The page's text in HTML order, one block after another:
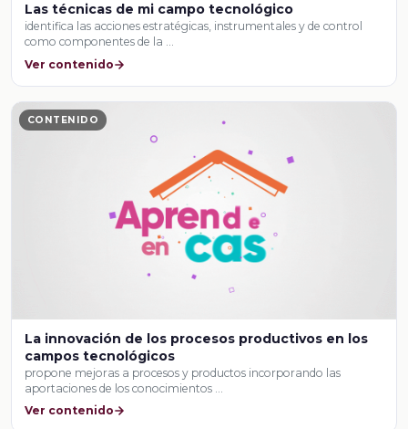
Las técnicas de mi campo tecnológico
identifica las acciones estratégicas, instrumentales y de control
como componentes de la …
Ver contenido
CONTENIDO
La innovación de los procesos productivos en los
campos tecnológicos
propone mejoras a procesos y productos incorporando las
aportaciones de los conocimientos …
Ver contenido